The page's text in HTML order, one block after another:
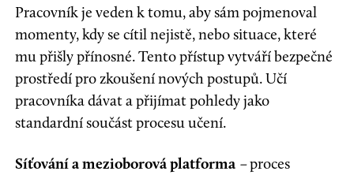
Pracovník je veden k tomu, aby sám pojmenoval
momenty, kdy se cítil nejistě, nebo situace, které
mu přišly přínosné. Tento přístup vytváří bezpečné
prostředí pro zkoušení nových postupů. Učí
pracovníka dávat a přijímat pohledy jako
standardní součást procesu učení.
Síťování a mezioborová platforma –proces